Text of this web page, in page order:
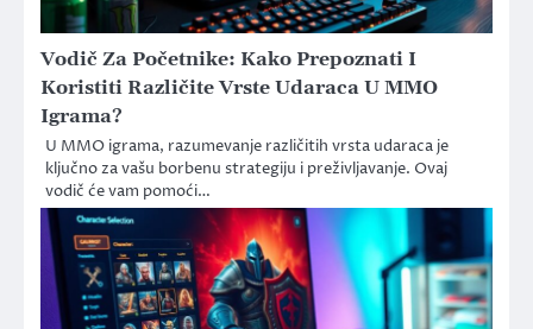
Vodič Za Početnike: Kako Prepoznati I
Koristiti Različite Vrste Udaraca U MMO
Igrama?
U MMO igrama, razumevanje različitih vrsta udaraca je
ključno za vašu borbenu strategiju i preživljavanje. Ovaj
vodič će vam pomoći…